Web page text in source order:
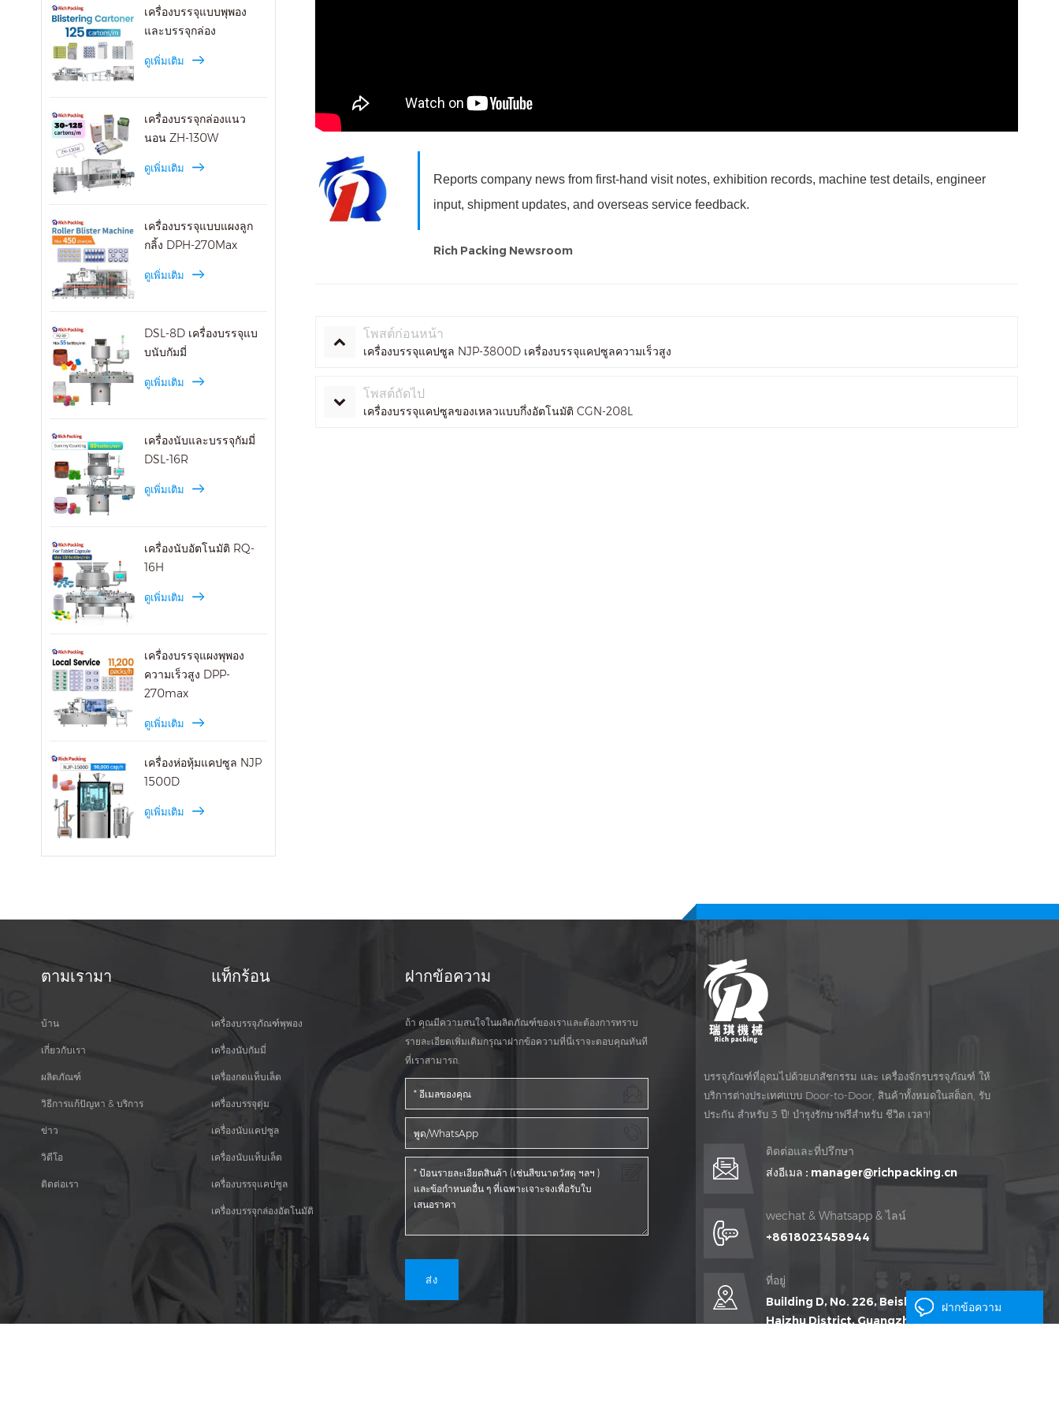
เครื่องบรรจุแบบพุพอง
และบรรจุกล่อง
ดูเพิ่มเติม
เครื่องบรรจุกล่องแนว
นอน ZH-130W
ดูเพิ่มเติม
เครื่องบรรจุแบบแผงลูก
กลิ้ง DPH-270Max
ดูเพิ่มเติม
DSL-8D เครื่องบรรจุแบ
บนับกัมมี่
ดูเพิ่มเติม
เครื่องนับและบรรจุกัมมี่
DSL-16R
ดูเพิ่มเติม
เครื่องนับอัตโนมัติ RQ-
16H
ดูเพิ่มเติม
เครื่องบรรจุแผงพุพอง
ความเร็วสูง DPP-
270max
ดูเพิ่มเติม
เครื่องห่อหุ้มแคปซูล NJP
1500D
ดูเพิ่มเติม
Reports company news from first-hand visit notes, exhibition records, machine test details, engineer
input, shipment updates, and overseas service feedback.
Rich Packing Newsroom
โพสต์ก่อนหน้า
เครื่องบรรจุแคปซูล NJP-3800D เครื่องบรรจุแคปซูลความเร็วสูง
โพสต์ถัดไป
เครื่องบรรจุแคปซูลของเหลวแบบกึ่งอัตโนมัติ CGN-208L
บรรจุภัณฑ์ที่อุดมไปด้วยเภสัชกรรม และ เครื่องจักรบรรจุภัณฑ์ ให้
บริการต่างประเทศแบบ Door-to-Door, สินค้าทั้งหมดในสต็อก, รับ
ประกัน สำหรับ 3 ปี! บำรุงรักษาฟรีสำหรับ ชีวิต เวลา!
ติดต่อและที่ปรึกษา
ส่งอีเมล : manager@richpacking.cn
wechat & Whatsapp & ไลน์
+8618023458944
ที่อยู่
Building D, No. 226, Beishan Qiaotou Street,
Haizhu District, Guangzhou City,
ตามเรามา
บ้าน
เกี่ยวกับเรา
ผลิตภัณฑ์
วิธีการแก้ปัญหา & บริการ
ข่าว
วิดีโอ
ติดต่อเรา
แท็กร้อน
เครื่องบรรจุภัณฑ์พุพอง
เครื่องนับกัมมี่
เครื่องกดแท็บเล็ต
เครื่องบรรจุตุ่ม
เครื่องนับแคปซูล
เครื่องนับแท็บเล็ต
เครื่องบรรจุแคปซูล
เครื่องบรรจุกล่องอัตโนมัติ
ฝากข้อความ
ถ้า คุณมีความสนใจในผลิตภัณฑ์ของเราและต้องการทราบ
รายละเอียดเพิ่มเติมกรุณาฝากข้อความที่นี่เราจะตอบคุณทันที
ที่เราสามารถ.
ฝากข้อความ